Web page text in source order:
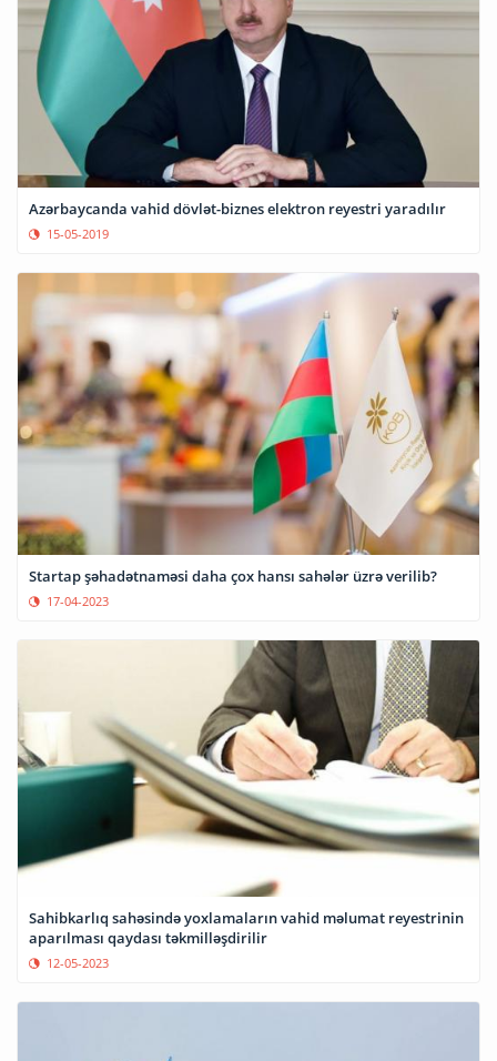
Azərbaycanda vahid dövlət-biznes elektron reyestri yaradılır
15-05-2019
Startap şəhadətnaməsi daha çox hansı sahələr üzrə verilib?
17-04-2023
Sahibkarlıq sahəsində yoxlamaların vahid məlumat reyestrinin
aparılması qaydası təkmilləşdirilir
12-05-2023